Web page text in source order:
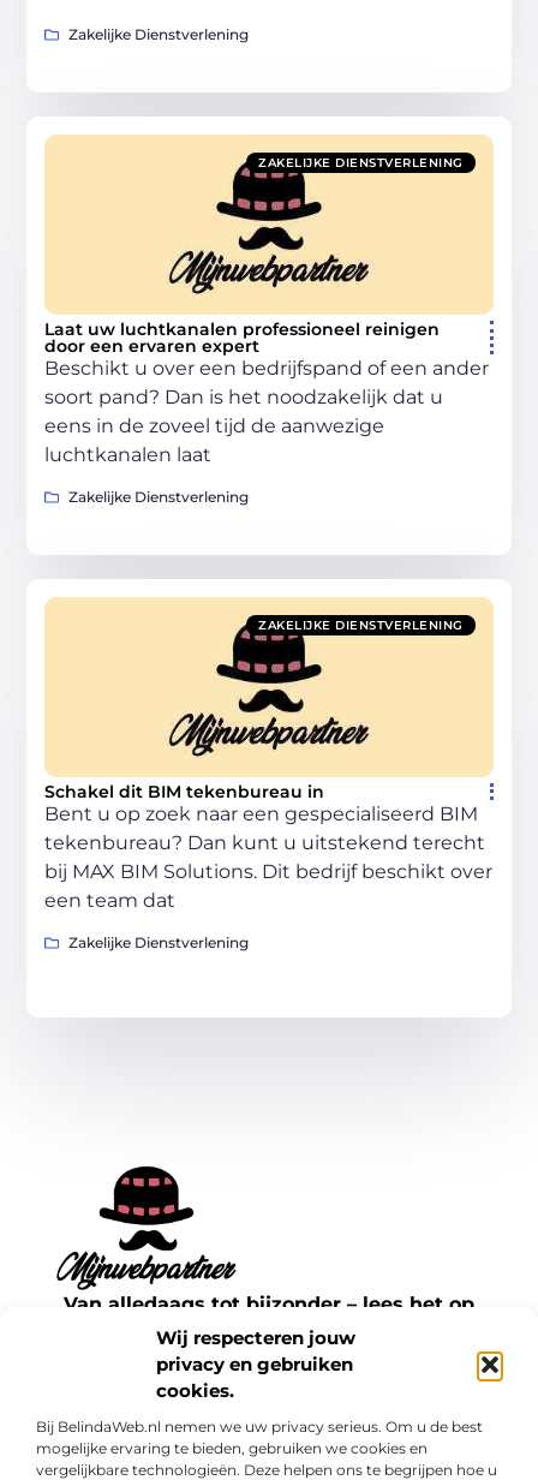
Wij respecteren jouw
privacy en gebruiken
cookies.
Bij BelindaWeb.nl nemen we uw privacy serieus. Om u de best
mogelijke ervaring te bieden, gebruiken we cookies en
vergelijkbare technologieën. Deze helpen ons te begrijpen hoe u
Zakelijke Dienstverlening
ZAKELIJKE DIENSTVERLENING
Laat uw luchtkanalen professioneel reinigen
door een ervaren expert
Beschikt u over een bedrijfspand of een ander
soort pand? Dan is het noodzakelijk dat u
eens in de zoveel tijd de aanwezige
luchtkanalen laat
Zakelijke Dienstverlening
ZAKELIJKE DIENSTVERLENING
Schakel dit BIM tekenbureau in
Bent u op zoek naar een gespecialiseerd BIM
tekenbureau? Dan kunt u uitstekend terecht
bij MAX BIM Solutions. Dit bedrijf beschikt over
een team dat
Zakelijke Dienstverlening
Van alledaags tot bijzonder – lees het op
mijnwebpartner.nl.
Ontdek inspirerende blogs en artikelen over
alles wat het dagelijks leven te bieden heeft.
Bericht categorie